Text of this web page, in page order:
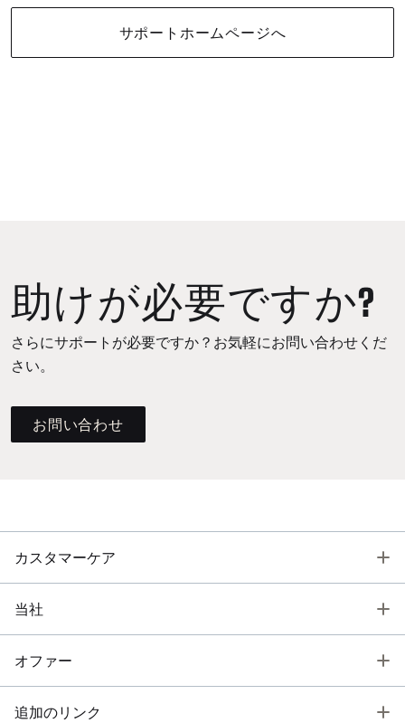
サポートホームページへ
助けが必要ですか?
さらにサポートが必要ですか？お気軽にお問い合わせくだ
さい。
お問い合わせ
カスタマーケア
当社
オファー
追加のリンク